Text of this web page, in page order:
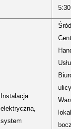
Instalacja
elektryczna,
system
ulicy